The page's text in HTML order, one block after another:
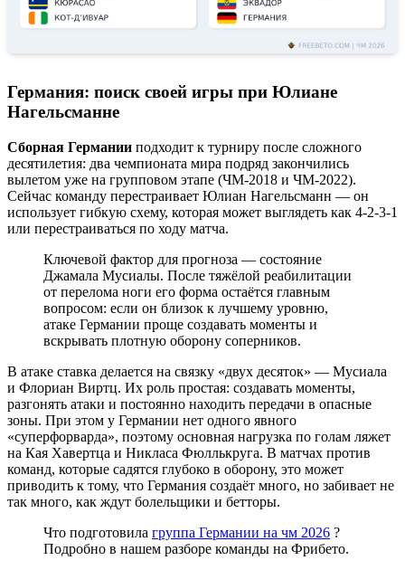
Германия: поиск своей игры при Юлиане
Нагельсманне
Сборная Германии подходит к турниру после сложного
десятилетия: два чемпионата мира подряд закончились
вылетом уже на групповом этапе (ЧМ-2018 и ЧМ-2022).
Сейчас команду перестраивает Юлиан Нагельсманн — он
использует гибкую схему, которая может выглядеть как 4-2-3-1
или перестраиваться по ходу матча.
Ключевой фактор для прогноза — состояние
Джамала Мусиалы. После тяжёлой реабилитации
от перелома ноги его форма остаётся главным
вопросом: если он близок к лучшему уровню,
атаке Германии проще создавать моменты и
вскрывать плотную оборону соперников.
В атаке ставка делается на связку «двух десяток» — Мусиала
и Флориан Виртц. Их роль простая: создавать моменты,
разгонять атаки и постоянно находить передачи в опасные
зоны. При этом у Германии нет одного явного
«суперфорварда», поэтому основная нагрузка по голам ляжет
на Кая Хавертца и Никласа Фюллькруга. В матчах против
команд, которые садятся глубоко в оборону, это может
приводить к тому, что Германия создаёт много, но забивает не
так много, как ждут болельщики и бетторы.
Что подготовила группа Германии на чм 2026 ?
Подробно в нашем разборе команды на Фрибето.